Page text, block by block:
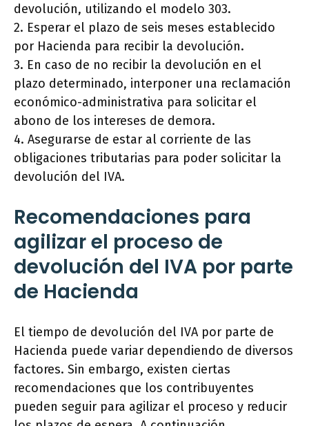
devolución, utilizando el modelo 303.
2. Esperar el plazo de seis meses establecido
por Hacienda para recibir la devolución.
3. En caso de no recibir la devolución en el
plazo determinado, interponer una reclamación
económico-administrativa para solicitar el
abono de los intereses de demora.
4. Asegurarse de estar al corriente de las
obligaciones tributarias para poder solicitar la
devolución del IVA.
Recomendaciones para
agilizar el proceso de
devolución del IVA por parte
de Hacienda
El tiempo de devolución del IVA por parte de
Hacienda puede variar dependiendo de diversos
factores. Sin embargo, existen ciertas
recomendaciones que los contribuyentes
pueden seguir para agilizar el proceso y reducir